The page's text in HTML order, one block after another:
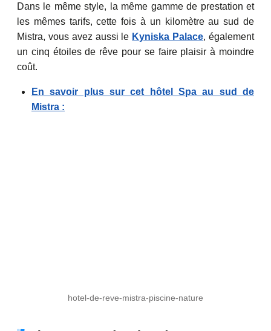
Dans le même style, la même gamme de prestation et
les mêmes tarifs, cette fois à un kilomètre au sud de
Mistra, vous avez aussi le Kyniska Palace, également
un cinq étoiles de rêve pour se faire plaisir à moindre
coût.
En savoir plus sur cet hôtel Spa au sud de
Mistra :
hotel-de-reve-mistra-piscine-nature